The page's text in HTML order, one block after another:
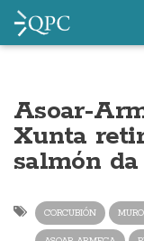
Asoar-
Xunta
salmón
CORCUBIÓN